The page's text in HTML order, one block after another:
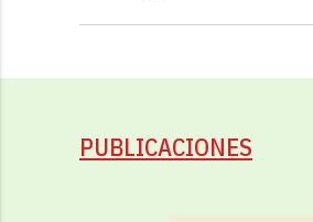
PUBLICACIONES